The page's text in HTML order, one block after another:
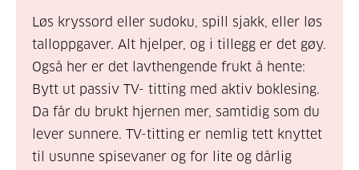
Løs kryssord eller sudoku, spill sjakk, eller løs
talloppgaver. Alt hjelper, og i tillegg er det gøy.
Også her er det lavthengende frukt å hente:
Bytt ut passiv TV- titting med aktiv boklesing.
Da får du brukt hjernen mer, samtidig som du
lever sunnere. TV-titting er nemlig tett knyttet
til usunne spisevaner og for lite og dårlig